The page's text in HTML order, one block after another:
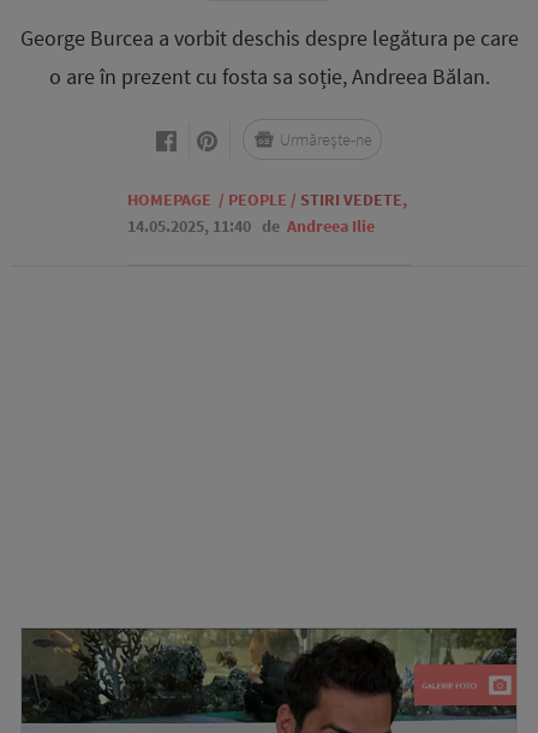
George Burcea a vorbit deschis despre legătura pe care
o are în prezent cu fosta sa soție, Andreea Bălan.
HOMEPAGE / PEOPLE / STIRI VEDETE,
14.05.2025, 11:40 de Andreea Ilie
Urmărește-ne